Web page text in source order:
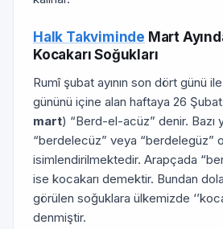
Halk Takviminde Mart
Kocakarı Soğukları
Rumî şubat ayının son dört günü
gününü içine alan haftaya 26
mart) “Berd-el-acüz” denir. Bazı
“berdelecüz” veya “berdelegüz”
isimlendirilmektedir. Arapçada
ise kocakarı demektir. Bundan
görülen soğuklara ülkemizde
denmiştir.